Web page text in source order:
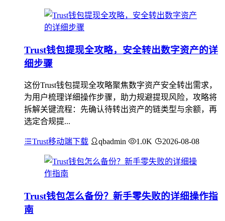
Trust钱包提现全攻略，安全转出数字资产的详
细步骤
这份Trust钱包提现全攻略聚焦数字资产安全转出需求，
为用户梳理详细操作步骤，助力规避提现风险，攻略将
拆解关键流程：先确认待转出资产的链类型与余额，再
选定合规提...
Trust移动端下载 qbadmin 1.0K 2026-08-08
Trust钱包怎么备份？新手零失败的详细操作指
南